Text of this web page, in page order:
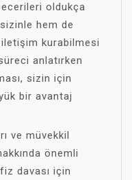
oldukça
hem de
kurabilmesi
anlatırken
sizin için
bir avantaj
ve müvekkil
önemli
davası için